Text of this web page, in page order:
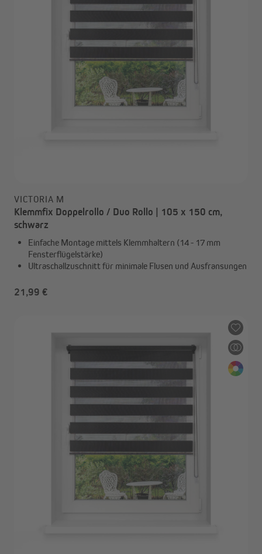
VICTORIA M
Klemmfix Doppelrollo / Duo Rollo | 105 x 150 cm,
schwarz
Einfache Montage mittels Klemmhaltern (14 - 17 mm
Fensterflügelstärke)
Ultraschallzuschnitt für minimale Flusen und Ausfransungen
21,99 €